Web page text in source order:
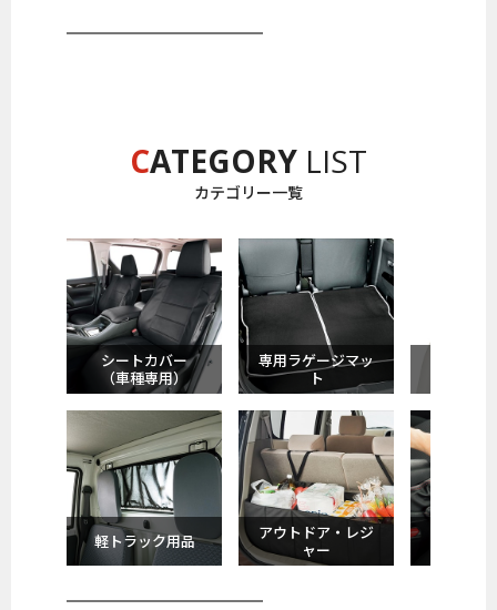
CATEGORY LIST
カテゴリー一覧
シートカバー
（車種専用）
専用ラゲージマッ
ト
軽トラック用品
アウトドア・レジ
ャー